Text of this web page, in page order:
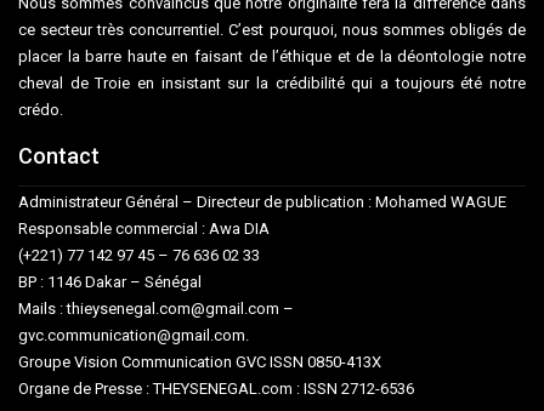
ce secteur très concurrentiel. C’est pourquoi, nous sommes obligés de
placer la barre haute en faisant de l’éthique et de la déontologie notre
cheval de Troie en insistant sur la crédibilité qui a toujours été notre
crédo.
Contact
Administrateur Général – Directeur de publication : Mohamed WAGUE
Responsable commercial : Awa DIA
(+221) 77 142 97 45 – 76 636 02 33
BP : 1146 Dakar – Sénégal
Mails : thieysenegal.com@gmail.com –
gvc.communication@gmail.com.
Groupe Vision Communication GVC ISSN 0850-413X
Organe de Presse : THEYSENEGAL.com : ISSN 2712-6536